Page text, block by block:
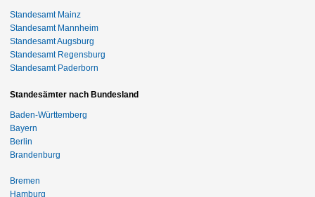
Standesamt Mainz
Standesamt Mannheim
Standesamt Augsburg
Standesamt Regensburg
Standesamt Paderborn
Standesämter nach Bundesland
Baden-Württemberg
Bayern
Berlin
Brandenburg
Bremen
Hamburg